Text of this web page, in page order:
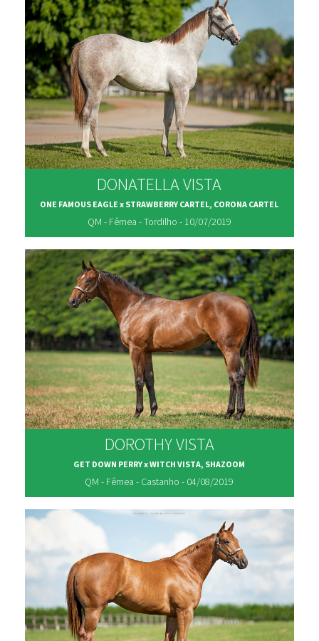
DONATELLA VISTA
ONE FAMOUS EAGLE x STRAWBERRY CARTEL, CORONA CARTEL
QM - Fêmea - Tordilho - 10/07/2019
DOROTHY VISTA
GET DOWN PERRY x WITCH VISTA, SHAZOOM
QM - Fêmea - Castanho - 04/08/2019